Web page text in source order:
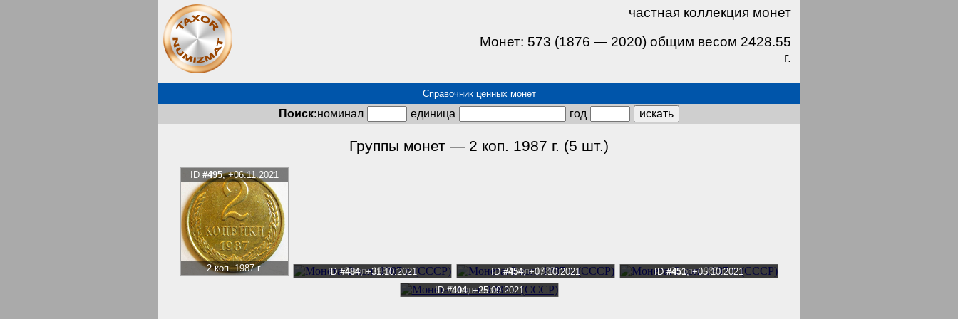
частная коллекция монет
Монет: 573 (1876 — 2020) общим весом 2428.55
г.
Справочник ценных монет
Поиск:номинал единица год искать
Группы монет — 2 коп. 1987 г. (5 шт.)
2 коп. 1987 г.
ID #495, +06.11.2021
2 коп. 1987 г.
ID#484, +31.10.2021 2 коп. 1987 г.
ID#454, +07.10.2021 2 коп. 1987 г.
ID#451, +05.10.2021
2 коп. 1987 г.
ID#404, +25.09.2021